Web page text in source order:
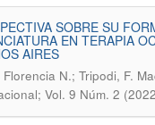
SOBRE SU
EN TERAPIA
AIRES
N.; Tripodi, F.
Vol. 9 Núm. 2